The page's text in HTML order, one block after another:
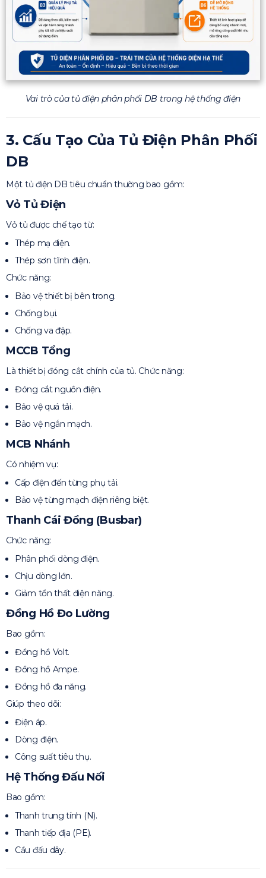
Vai trò của tủ điện phân phối DB trong hệ thống điện
3. Cấu Tạo Của Tủ Điện Phân Phối
DB
Một tủ điện DB tiêu chuẩn thường bao gồm:
Vỏ Tủ Điện
Vỏ tủ được chế tạo từ:
Thép mạ điện.
Thép sơn tĩnh điện.
Chức năng:
Bảo vệ thiết bị bên trong.
Chống bụi.
Chống va đập.
MCCB Tổng
Là thiết bị đóng cắt chính của tủ. Chức năng:
Đóng cắt nguồn điện.
Bảo vệ quá tải.
Bảo vệ ngắn mạch.
MCB Nhánh
Có nhiệm vụ:
Cấp điện đến từng phụ tải.
Bảo vệ từng mạch điện riêng biệt.
Thanh Cái Đồng (Busbar)
Chức năng:
Phân phối dòng điện.
Chịu dòng lớn.
Giảm tổn thất điện năng.
Đồng Hồ Đo Lường
Bao gồm:
Đồng hồ Volt.
Đồng hồ Ampe.
Đồng hồ đa năng.
Giúp theo dõi:
Điện áp.
Dòng điện.
Công suất tiêu thụ.
Hệ Thống Đấu Nối
Bao gồm:
Thanh trung tính (N).
Thanh tiếp địa (PE).
Cầu đấu dây.